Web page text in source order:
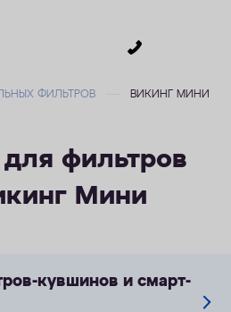
ФИЛЬТРОВ ВИКИНГ МИНИ
фильтров
Мини
кувшинов и смарт-